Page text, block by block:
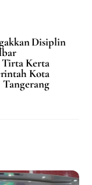
Disiplin
Tirta Kerta
Kota
Tangerang